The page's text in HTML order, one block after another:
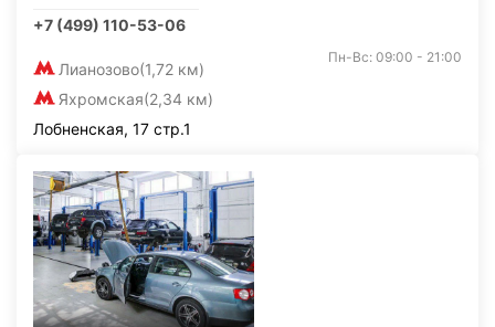
+7 (499) 110-53-06
Лианозово(1,72 км)
Яхромская(2,34 км)
Пн-Вс: 09:00 - 21:00
Лобненская, 17 стр.1